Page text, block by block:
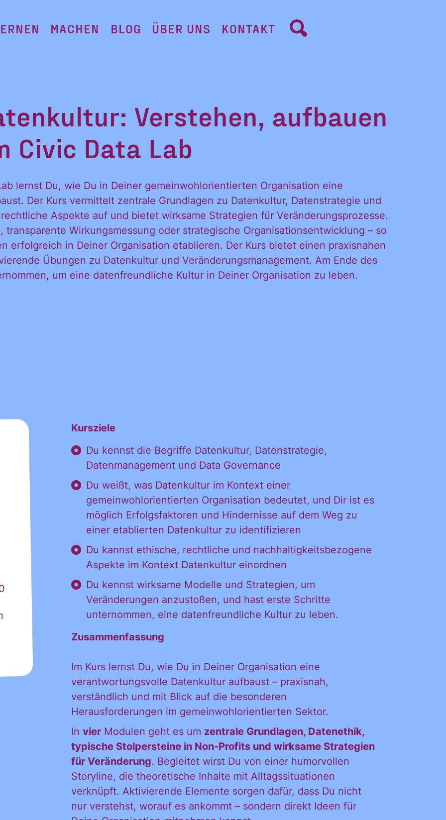
MACHEN BLOG ÜBER UNS KONTAKT
Verstehen, aufbauen
Civic Data Lab
lernst Du, wie Du in Deiner gemeinwohlorientierten Organisation eine
Der Kurs vermittelt zentrale Grundlagen zu Datenkultur, Datenstrategie und
Aspekte auf und bietet wirksame Strategien für Veränderungsprozesse.
Wirkungsmessung oder strategische Organisationsentwicklung – so
erfolgreich in Deiner Organisation etablieren. Der Kurs bietet einen praxisnahen
Übungen zu Datenkultur und Veränderungsmanagement. Am Ende des
um eine datenfreundliche Kultur in Deiner Organisation zu leben.
Kursziele
Du kennst die Begriffe Datenkultur, Datenstrategie,
Datenmanagement und Data Governance
Du weißt, was Datenkultur im Kontext einer
gemeinwohlorientierten Organisation bedeutet, und Dir ist es
möglich Erfolgsfaktoren und Hindernisse auf dem Weg zu
einer etablierten Datenkultur zu identifizieren
Du kannst ethische, rechtliche und nachhaltigkeitsbezogene
Aspekte im Kontext Datenkultur einordnen
Du kennst wirksame Modelle und Strategien, um
Veränderungen anzustoßen, und hast erste Schritte
unternommen, eine datenfreundliche Kultur zu leben.
Zusammenfassung
Im Kurs lernst Du, wie Du in Deiner Organisation eine
verantwortungsvolle Datenkultur aufbaust – praxisnah,
verständlich und mit Blick auf die besonderen
Herausforderungen im gemeinwohlorientierten Sektor.
In vierModulen geht es um zentrale Grundlagen, Datenethik,
typische Stolpersteine in Non-Profits und wirksame Strategien
für Veränderung. Begleitet wirst Du von einer humorvollen
Storyline, die theoretische Inhalte mit Alltagssituationen
verknüpft. Aktivierende Elemente sorgen dafür, dass Du nicht
nur verstehst, worauf es ankommt – sondern direkt Ideen für
alle
und
des CDL
mein persönliches